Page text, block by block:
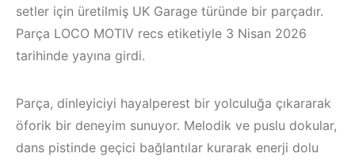
setler için üretilmiş UK Garage türünde bir parçadır.
Parça LOCO MOTIV recs etiketiyle 3 Nisan 2026
tarihinde yayına girdi.
Parça, dinleyiciyi hayalperest bir yolculuğa çıkararak
öforik bir deneyim sunuyor. Melodik ve puslu dokular,
dans pistinde geçici bağlantılar kurarak enerji dolu